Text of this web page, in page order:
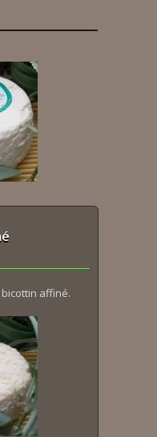
affiné.